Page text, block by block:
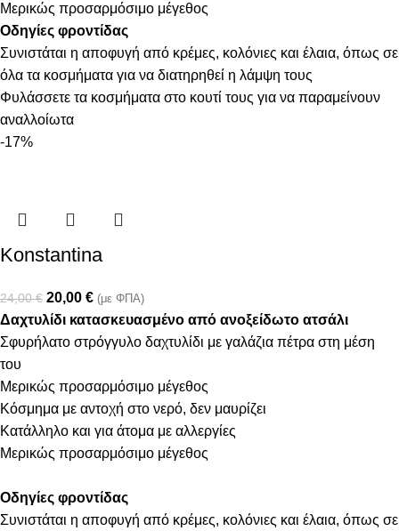
Μερικώς προσαρμόσιμο μέγεθος
Οδηγίες φροντίδας
Συνιστάται η αποφυγή από κρέμες, κολόνιες και έλαια, όπως σε
όλα τα κοσμήματα για να διατηρηθεί η λάμψη τους
Φυλάσσετε τα κοσμήματα στο κουτί τους για να παραμείνουν
αναλλοίωτα
-17%
Konstantina
24,00€ 20,00 € (με ΦΠΑ)
Δαχτυλίδι κατασκευασμένο από ανοξείδωτο ατσάλι
Σφυρήλατο στρόγγυλο δαχτυλίδι με γαλάζια πέτρα στη μέση
του
Μερικώς προσαρμόσιμο μέγεθος
Κόσμημα με αντοχή στο νερό, δεν μαυρίζει
Κατάλληλο και για άτομα με αλλεργίες
Μερικώς προσαρμόσιμο μέγεθος
Οδηγίες φροντίδας
Συνιστάται η αποφυγή από κρέμες, κολόνιες και έλαια, όπως σε